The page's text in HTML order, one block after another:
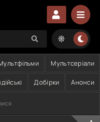
Мультсеріали
Добірки Анонси